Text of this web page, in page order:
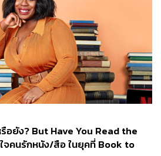
อยัง? But Have You Read the
จคนรักหนัง/สือ ในยุคที่ Book to